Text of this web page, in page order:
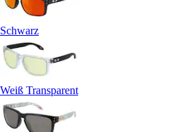
Schwarz
Weiß Transparent